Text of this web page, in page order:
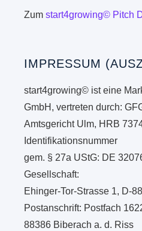
Zumstart4growing© Pitch
IMPRESSUM
start4growing© ist eine
GmbH, vertreten durch:
Amtsgericht Ulm, HRB
Identifikationsnummer
gem. § 27a UStG: DE
Gesellschaft:
Ehinger-Tor-Strasse 1, D-
Postanschrift: Postfach
88386 Biberach a. d. Riss